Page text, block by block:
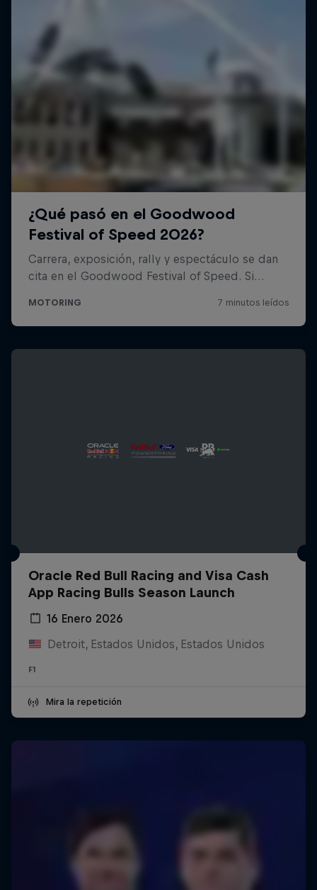
Oracle Red Bull Racing and Visa Cash
App Racing Bulls Season Launch
16 Enero 2026
Detroit, Estados Unidos, Estados Unidos
F1
Mira la repetición